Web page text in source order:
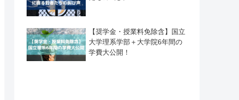
【奨学金・授業料免除含】国立
大学理系学部＋大学院6年間の
学費大公開！